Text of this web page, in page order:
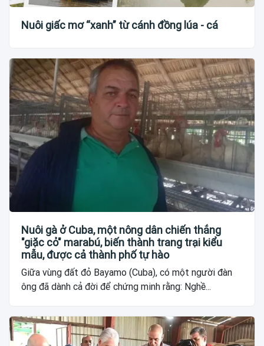
Nuôi giấc mơ “xanh” từ cánh đồng lúa - cá
Nuôi gà ở Cuba, một nông dân chiến thắng
"giặc cỏ" marabú, biến thành trang trại kiểu
mẫu, được cả thành phố tự hào
Giữa vùng đất đỏ Bayamo (Cuba), có một người đàn
ông đã dành cả đời để chứng minh rằng: Nghề...